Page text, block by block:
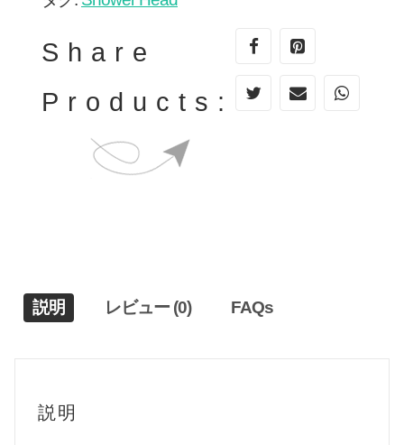
Share
Products:
説明 レビュー (0) FAQs
説明